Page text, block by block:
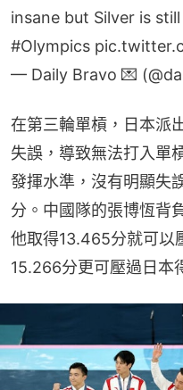
insane but Silver is
#Olympics
— Daily Bravo 💌
在第三輪單槓，日本派
失誤，導致無法打入單
發揮水準，沒有明顯失
分。中國隊的張博恆背
他取得13.465分就可以
15.266分更可壓過日本